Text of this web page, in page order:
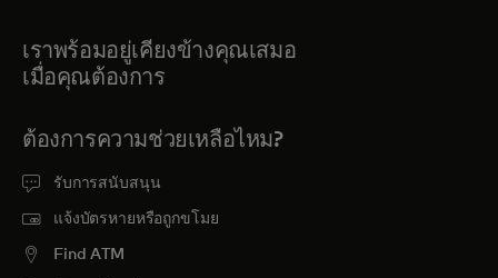
เราพร้อมอยู่เคียงข้างคุณเสมอ
เมื่อคุณต้องการ
ต้องการความช่วยเหลือไหม?
รับการสนับสนุน
แจ้งบัตรหายหรือถูกขโมย
Find ATM